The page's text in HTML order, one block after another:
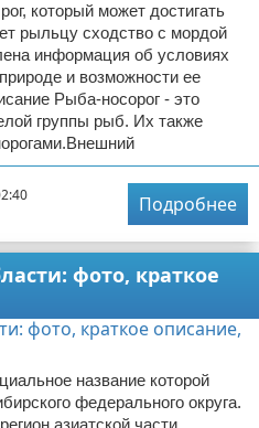
который может достигать
рыльцу сходство с мордой
информация об условиях
и возможности ее
Рыба-носорог - это
группы рыб. Их также
Подробнее
фото, краткое
название которой
федерального округа.
азиатской части